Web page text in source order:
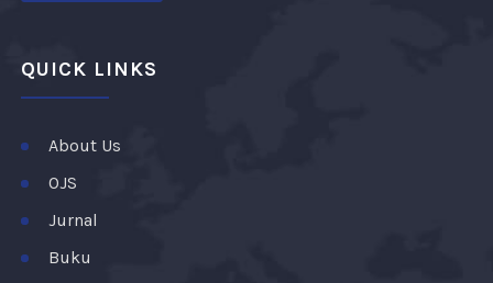
QUICK LINKS
About Us
OJS
Jurnal
Buku